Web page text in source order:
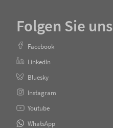
Folgen Sie uns
Facebook
LinkedIn
Bluesky
Instagram
Youtube
WhatsApp